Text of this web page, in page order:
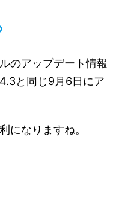
のアップデート情報
と同じ9月6日にア
になりますね。